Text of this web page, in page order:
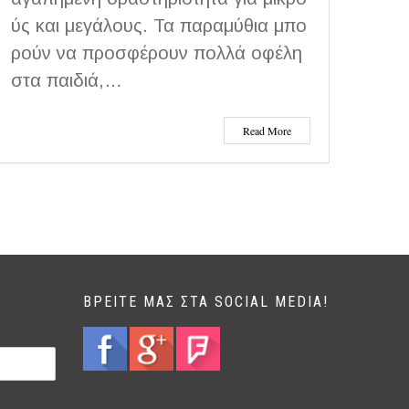
ύς και μεγάλους. Τα παραμύθια μπο
ρούν να προσφέρουν πολλά οφέλη
στα παιδιά,…
Read More
ΒΡΕΊΤΕ ΜΑΣ ΣΤΑ SOCIAL MEDIA!